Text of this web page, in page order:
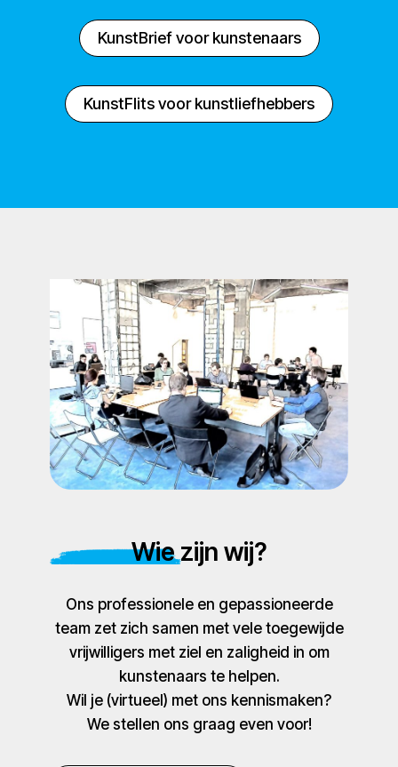
KunstBrief voor kunstenaars
KunstFlits voor kunstliefhebbers
Wie zijn wij?
Ons professionele en gepassioneerde
team zet zich samen met vele toegewijde
vrijwilligers met ziel en zaligheid in om
kunstenaars te helpen.
Wil je (virtueel) met ons kennismaken?
We stellen ons graag even voor!